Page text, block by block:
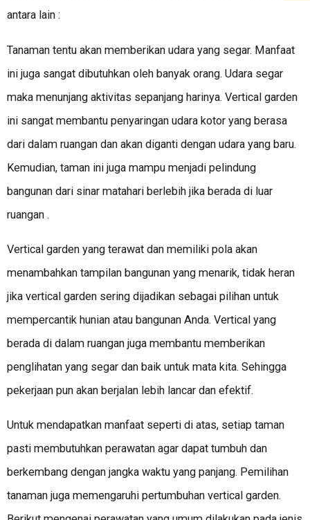
antara lain :
Tanaman tentu akan memberikan udara yang segar. Manfaat
ini juga sangat dibutuhkan oleh banyak orang. Udara segar
maka menunjang aktivitas sepanjang harinya. Vertical garden
ini sangat membantu penyaringan udara kotor yang berasa
dari dalam ruangan dan akan diganti dengan udara yang baru.
Kemudian, taman ini juga mampu menjadi pelindung
bangunan dari sinar matahari berlebih jika berada di luar
ruangan .
Vertical garden yang terawat dan memiliki pola akan
menambahkan tampilan bangunan yang menarik, tidak heran
jika vertical garden sering dijadikan sebagai pilihan untuk
mempercantik hunian atau bangunan Anda. Vertical yang
berada di dalam ruangan juga membantu memberikan
penglihatan yang segar dan baik untuk mata kita. Sehingga
pekerjaan pun akan berjalan lebih lancar dan efektif.
Untuk mendapatkan manfaat seperti di atas, setiap taman
pasti membutuhkan perawatan agar dapat tumbuh dan
berkembang dengan jangka waktu yang panjang. Pemilihan
tanaman juga memengaruhi pertumbuhan vertical garden.